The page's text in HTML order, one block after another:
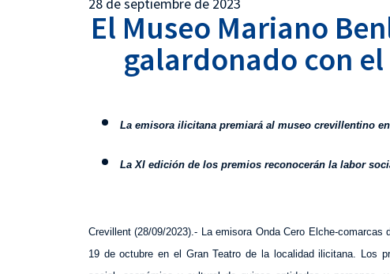
El Museo Mariano
galardonado con
La emisora ilicitana premiará al museo crevillentino
La XI edición de los premios reconocerán la labor
Crevillent (28/09/2023).- La emisora Onda Cero Elche-
19 de octubre en el Gran Teatro de la localidad ilicitana. Los